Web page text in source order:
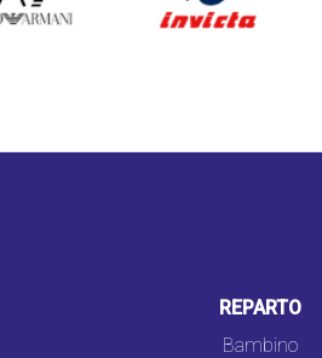
REPARTO
Bambino